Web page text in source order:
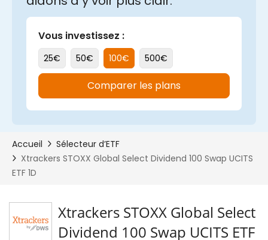
Xtrackers STOXX Global Select
Dividend 100 Swap UCITS ETF